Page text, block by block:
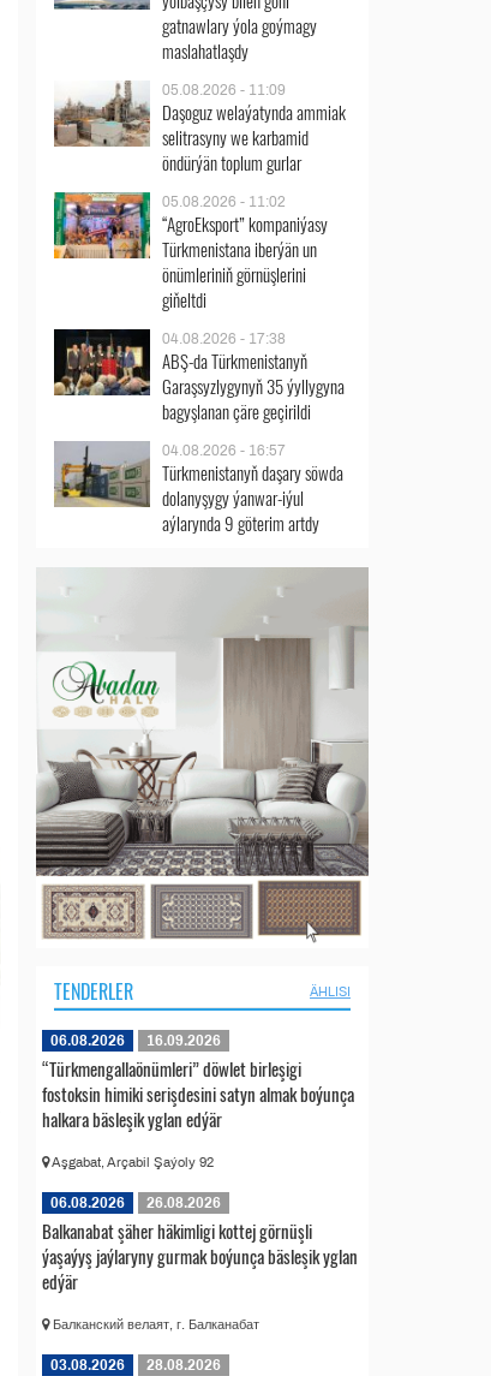
gatnawlary ýola goýmagy
maslahatlaşdy
05.08.2026 - 11:09
Daşoguz welaýatynda ammiak
selitrasyny we karbamid
öndürýän toplum gurlar
05.08.2026 - 11:02
“AgroEksport” kompaniýasy
Türkmenistana iberýän un
önümleriniň görnüşlerini
giňeltdi
04.08.2026 - 17:38
ABŞ-da Türkmenistanyň
Garaşsyzlygynyň 35 ýyllygyna
bagyşlanan çäre geçirildi
04.08.2026 - 16:57
Türkmenistanyň daşary söwda
dolanyşygy ýanwar-iýul
aýlarynda 9 göterim artdy
TENDERLER ÄHLISI
06.08.2026 16.09.2026
“Türkmengallaönümleri” döwlet birleşigi
fostoksin himiki serişdesini satyn almak boýunça
halkara bäsleşik yglan edýär
Aşgabat, Arçabil Şaýoly 92
06.08.2026 26.08.2026
Balkanabat şäher häkimligi kottej görnüşli
ýaşaýyş jaýlaryny gurmak boýunça bäsleşik yglan
edýär
Балканский велаят, г. Балканабат
03.08.2026 28.08.2026